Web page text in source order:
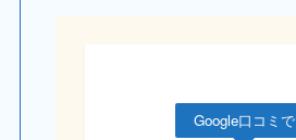
Google口コミで